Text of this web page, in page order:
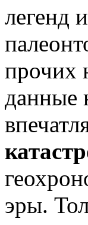
легенд
прочих
данные
эры.